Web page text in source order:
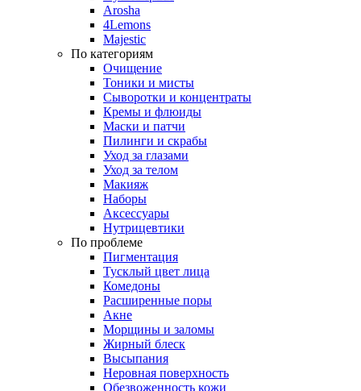
Arosha
4Lemons
Majestic
По категориям
Очищение
Тоники и мисты
Сыворотки и концентраты
Кремы и флюиды
Маски и патчи
Пилинги и скрабы
Уход за глазами
Уход за телом
Макияж
Наборы
Аксессуары
Нутрицевтики
По проблеме
Пигментация
Тусклый цвет лица
Комедоны
Расширенные поры
Акне
Морщины и заломы
Жирный блеск
Высыпания
Неровная поверхность
Обезвоженность кожи